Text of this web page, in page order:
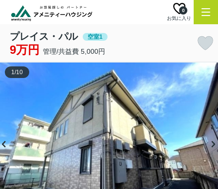
お気に入り
0
プレイス・パル 空室1
9万円 管理/共益費 5,000円
1/10